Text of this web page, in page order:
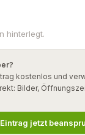
hinterlegt.
kostenlos und
Bilder,
jetzt